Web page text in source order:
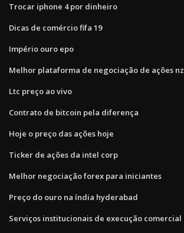
Trocar iphone 4 por dinheiro
Dicas de comércio fifa 19
Império ouro epo
Melhor plataforma de negociação de ações nz
Ltc preço ao vivo
Contrato de bitcoin pela diferença
Hoje o preço das ações hoje
Ticker de ações da intel corp
Melhor negociação forex para iniciantes
Preço do ouro na índia hyderabad
Serviços institucionais de execução comercial